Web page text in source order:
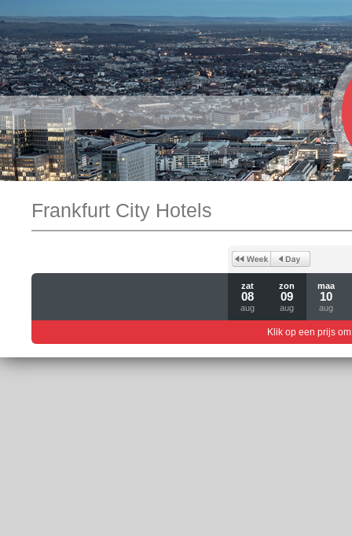
Frankfurt City Hotels
zat
08
aug
zon
09
aug
maa
10
aug
Klik op een prijs